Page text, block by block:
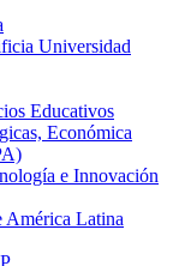
Universidad
Educativos
Económica
e Innovación
América Latina